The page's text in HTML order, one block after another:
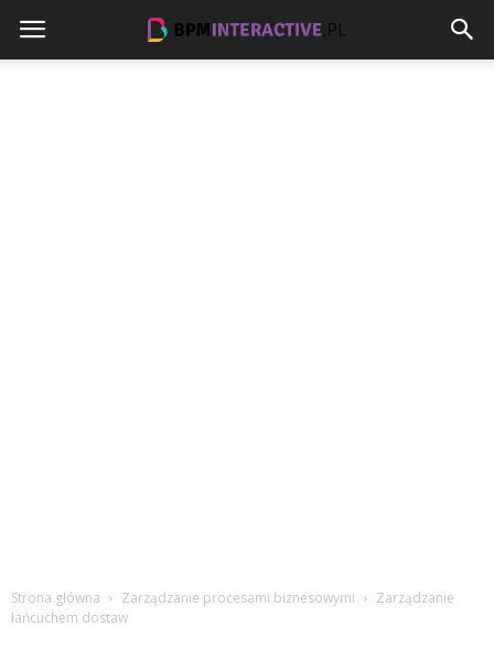
Strona główna Zarządzanie procesami biznesowymi
Zarządzanie
łańcuchem dostaw